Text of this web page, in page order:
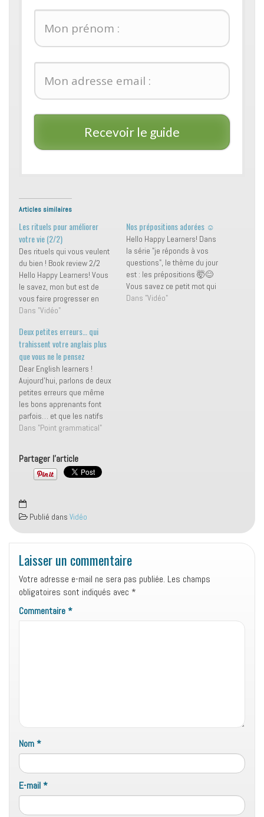
Recevoir le guide
Articles similaires
Les rituels pour améliorer
votre vie (2/2)
Des rituels qui vous veulent
du bien ! Book review 2/2
Hello Happy Learners! Vous
le savez, mon but est de
vous faire progresser en
anglais mais pas
également améliorer votre
vie, votre état d’esprit et
vous libérer de certains
blocages. Vous vous
souvenez de ma vidéo…
Dans "Vidéo"
Nos prépositions adorées ☺️
Hello Happy Learners! Dans
la série "je réponds à vos
questions", le thème du jour
est : les prépositions 🤯😊
Vous savez ce petit mot qui
est tout simple et, en même
Dans "Vidéo"
Deux petites erreurs… qui
trahissent votre anglais plus
que vous ne le pensez
Dear English learners !
Aujourd’hui, parlons de deux
petites erreurs que même
les bons apprenants font
parfois… et que les natifs
repèrent instantanément.
qui trahissent votre niveau
en anglais.. 💥 Prêts pour la
👉…
Dans "Point grammatical"
Partager l'article
Publié dans Vidéo
Laisser un commentaire
Votre adresse e-mail ne sera pas publiée. Les champs
obligatoires sont indiqués avec *
Commentaire*
Nom*
E-mail*